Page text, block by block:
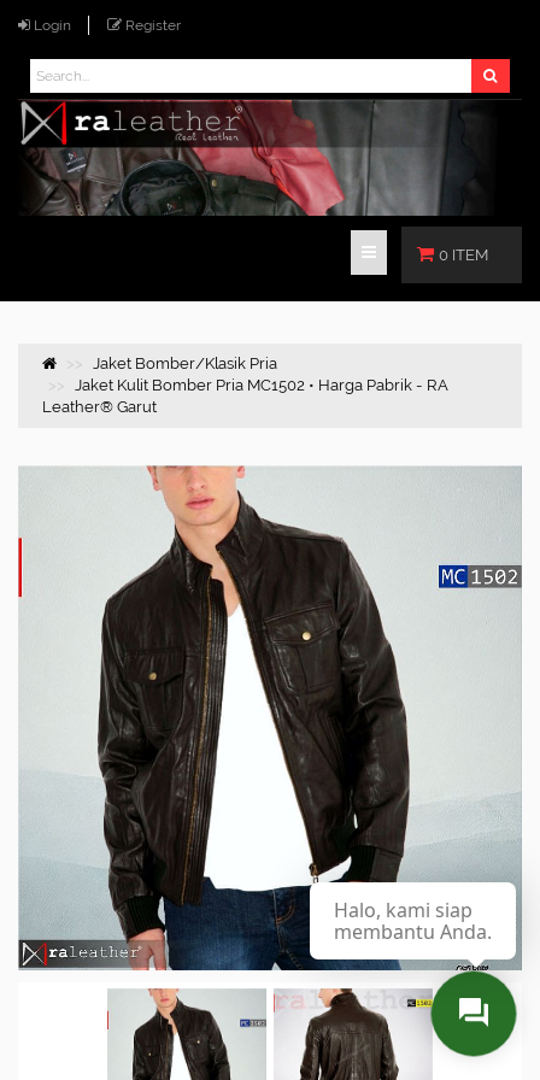
Login Register
0 ITEM
Jaket Bomber/Klasik Pria
Jaket Kulit Bomber Pria MC1502 • Harga Pabrik - RA
Leather® Garut
Halo, kami siap
membantu Anda.